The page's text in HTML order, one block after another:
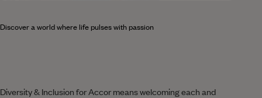
Discover a world where life pulses with passion
Diversity & Inclusion for Accor means welcoming each and